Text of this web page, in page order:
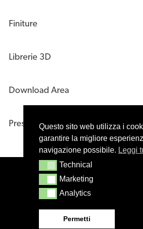
Questo sito web utilizza i
garantire la migliore
navigazione possibile. Leggi
TechnicalTechnical
MarketingMarketing
AnalyticsAnalytics
Permetti
Finiture
Librerie 3D
Download Area
Press Kit
© 2020 – Masiero s.r.l. Treviso
01244610265